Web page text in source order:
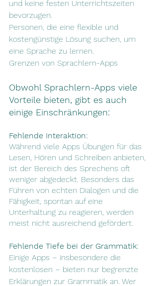
und keine festen Unterrichtszeiten
bevorzugen.
Personen, die eine flexible und
kostengünstige Lösung suchen, um
eine Sprache zu lernen.
Grenzen von Sprachlern-Apps
Obwohl Sprachlern-Apps viele
Vorteile bieten, gibt es auch
einige Einschränkungen:
Fehlende Interaktion:
Während viele Apps Übungen für das
Lesen, Hören und Schreiben anbieten,
ist der Bereich des Sprechens oft
weniger abgedeckt. Besonders das
Führen von echten Dialogen und die
Fähigkeit, spontan auf eine
Unterhaltung zu reagieren, werden
meist nicht ausreichend gefördert.
Fehlende Tiefe bei der Grammatik:
Einige Apps – insbesondere die
kostenlosen – bieten nur begrenzte
Erklärungen zur Grammatik an. Wer